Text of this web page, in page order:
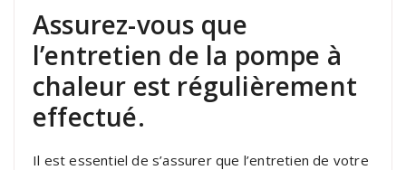
Assurez-vous que
l’entretien de la pompe à
chaleur est régulièrement
effectué.
Il est essentiel de s’assurer que l’entretien de votre